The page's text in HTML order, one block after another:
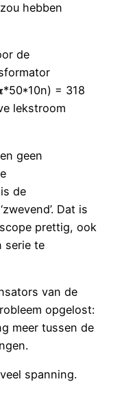
hebben
de
= 318
lekstroom
geen
de
Dat is
prettig, ook
serie te
van de
opgelost:
meer tussen de
spanning.